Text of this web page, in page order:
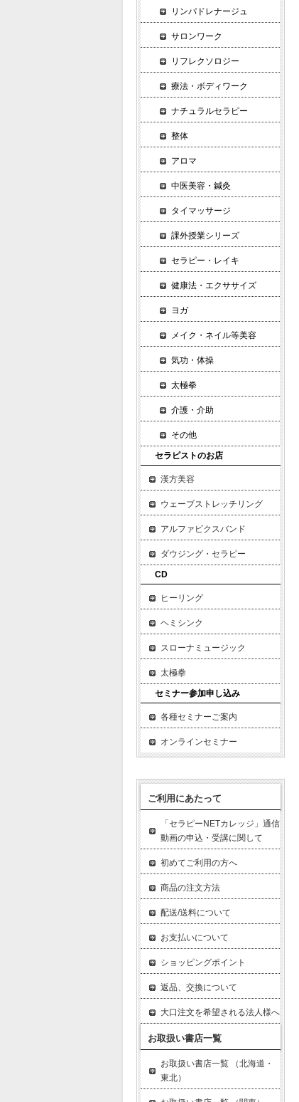
リンパドレナージュ
サロンワーク
リフレクソロジー
療法・ボディワーク
ナチュラルセラピー
整体
アロマ
中医美容・鍼灸
タイマッサージ
課外授業シリーズ
セラピー・レイキ
健康法・エクササイズ
ヨガ
メイク・ネイル等美容
気功・体操
太極拳
介護・介助
その他
セラピストのお店
漢方美容
ウェーブストレッチリング
アルファビクスバンド
ダウジング・セラピー
CD
ヒーリング
ヘミシンク
スローナミュージック
太極拳
セミナー参加申し込み
各種セミナーご案内
オンラインセミナー
ご利用にあたって
「セラピーNETカレッジ」通信
動画の申込・受講に関して
初めてご利用の方へ
商品の注文方法
配送/送料について
お支払いについて
ショッピングポイント
返品、交換について
大口注文を希望される法人様へ
お取扱い書店一覧
お取扱い書店一覧 （北海道・
東北）